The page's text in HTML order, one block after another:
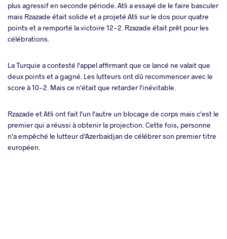
plus agressif en seconde période. Atli a essayé de le faire basculer
mais Rzazade était solide et a projeté Atli sur le dos pour quatre
points et a remporté la victoire 12-2. Rzazade était prêt pour les
célébrations.
La Turquie a contesté l'appel affirmant que ce lancé ne valait que
deux points et a gagné. Les lutteurs ont dû recommencer avec le
score à 10-2. Mais ce n'était que retarder l'inévitable.
Rzazade et Atli ont fait l'un l'autre un blocage de corps mais c'est le
premier qui a réussi à obtenir la projection. Cette fois, personne
n'a empêché le lutteur d'Azerbaïdjan de célébrer son premier titre
européen.